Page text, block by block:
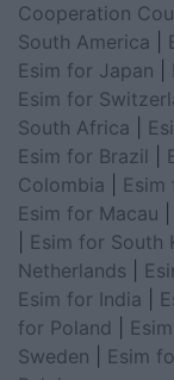
Cooperation
South America
Esim for Japan
Esim for
South Africa
Esim for Brazil
Colombia
Esim
Esim for Macau
Esim for South
Netherlands
Esim for India
for Poland
Sweden
Esim